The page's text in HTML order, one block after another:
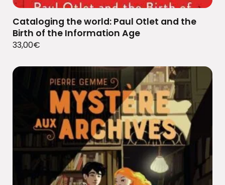
Cataloging the world: Paul Otlet and the
Birth of the Information Age
33,00€